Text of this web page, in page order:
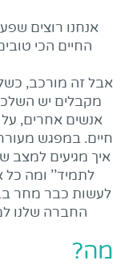
אנחנו רוצים
החיים הכי
אבל זה מורכב,
מקבלים יש
אנשים אחרים,
חיים. במפגש
איך מגיעים למצב
לתמיד'' ומה כל
לעשות כבר מחר
החברה שלנו
מה?